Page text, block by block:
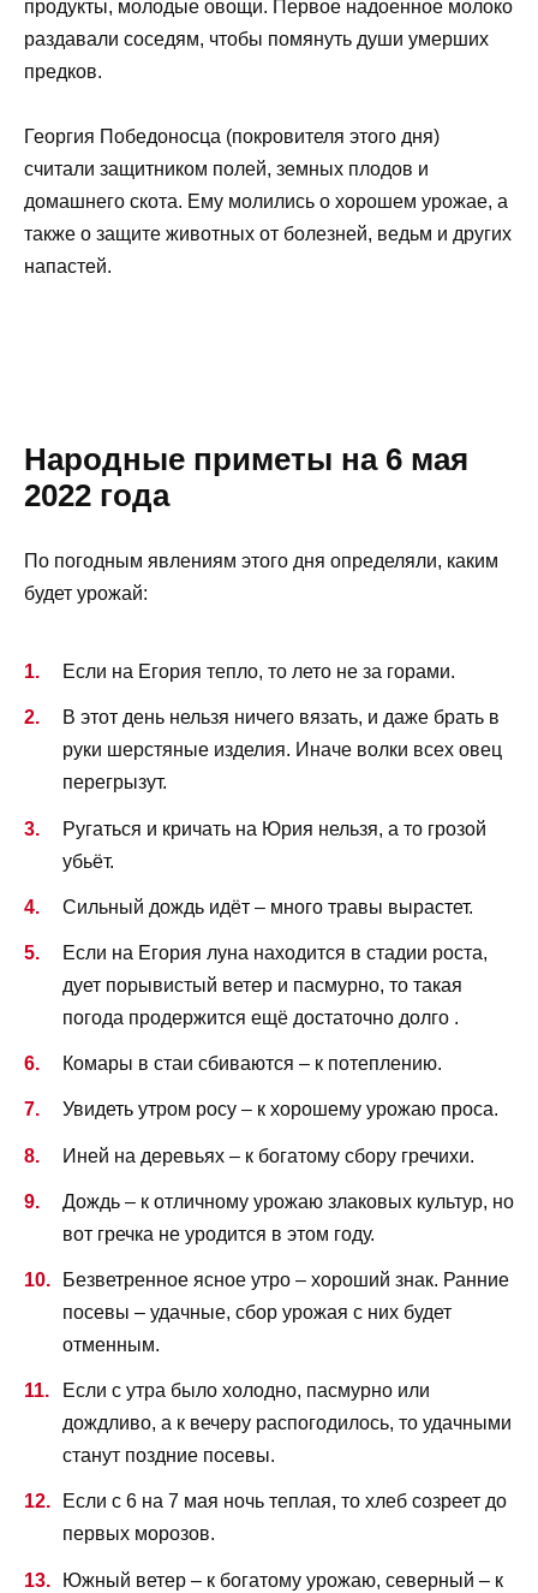
продукты, молодые овощи. Первое надоенное молоко
раздавали соседям, чтобы помянуть души умерших
предков.
Георгия Победоносца (покровителя этого дня)
считали защитником полей, земных плодов и
домашнего скота. Ему молились о хорошем урожае, а
также о защите животных от болезней, ведьм и других
напастей.
Народные приметы на 6 мая
2022 года
По погодным явлениям этого дня определяли, каким
будет урожай:
Если на Егория тепло, то лето не за горами.
В этот день нельзя ничего вязать, и даже брать в
руки шерстяные изделия. Иначе волки всех овец
перегрызут.
Ругаться и кричать на Юрия нельзя, а то грозой
убьёт.
Сильный дождь идёт – много травы вырастет.
Если на Егория луна находится в стадии роста,
дует порывистый ветер и пасмурно, то такая
погода продержится ещё достаточно долго .
Комары в стаи сбиваются – к потеплению.
Увидеть утром росу – к хорошему урожаю проса.
Иней на деревьях – к богатому сбору гречихи.
Дождь – к отличному урожаю злаковых культур, но
вот гречка не уродится в этом году.
Безветренное ясное утро – хороший знак. Ранние
посевы – удачные, сбор урожая с них будет
отменным.
Если с утра было холодно, пасмурно или
дождливо, а к вечеру распогодилось, то удачными
станут поздние посевы.
Если с 6 на 7 мая ночь теплая, то хлеб созреет до
первых морозов.
Южный ветер – к богатому урожаю, северный – к